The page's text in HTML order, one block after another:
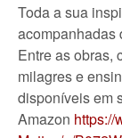
Toda a sua
acompanhadas
Entre as obras,
milagres e
disponíveis em
Amazon https://